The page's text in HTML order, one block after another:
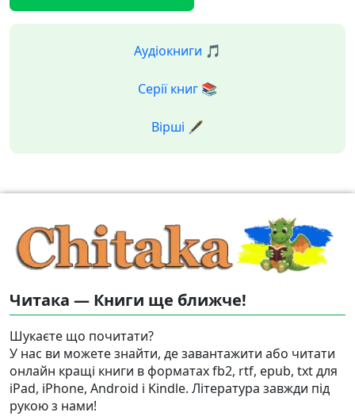
Аудіокниги 🎵
Серії книг 📚
Вірші 🖋️
Читака — Книги ще ближче!
Шукаєте що почитати?
У нас ви можете знайти, де завантажити або читати
онлайн кращі книги в форматах fb2, rtf, epub, txt для
iPad, iPhone, Android і Kindle. Література завжди під
рукою з нами!